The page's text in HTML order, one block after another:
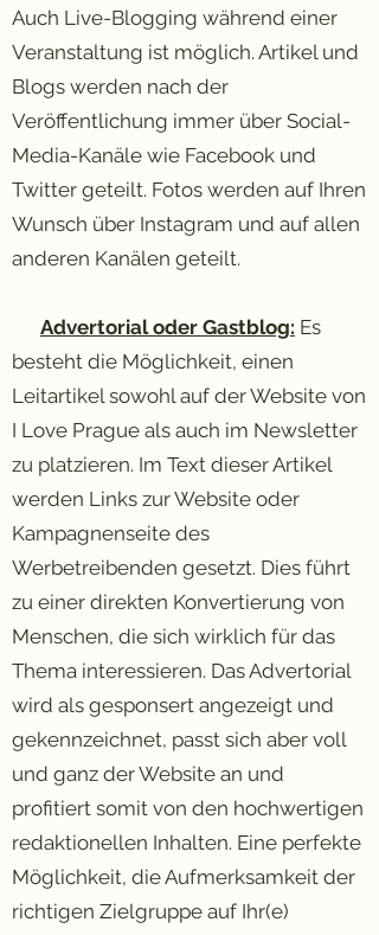
Auch Live-Blogging während einer
Veranstaltung ist möglich. Artikel und
Blogs werden nach der
Veröffentlichung immer über Social-
Media-Kanäle wie Facebook und
Twitter geteilt. Fotos werden auf Ihren
Wunsch über Instagram und auf allen
anderen Kanälen geteilt.
Advertorial oder Gastblog: Es
besteht die Möglichkeit, einen
Leitartikel sowohl auf der Website von
I Love Prague als auch im Newsletter
zu platzieren. Im Text dieser Artikel
werden Links zur Website oder
Kampagnenseite des
Werbetreibenden gesetzt. Dies führt
zu einer direkten Konvertierung von
Menschen, die sich wirklich für das
Thema interessieren. Das Advertorial
wird als gesponsert angezeigt und
gekennzeichnet, passt sich aber voll
und ganz der Website an und
profitiert somit von den hochwertigen
redaktionellen Inhalten. Eine perfekte
Möglichkeit, die Aufmerksamkeit der
richtigen Zielgruppe auf Ihr(e)